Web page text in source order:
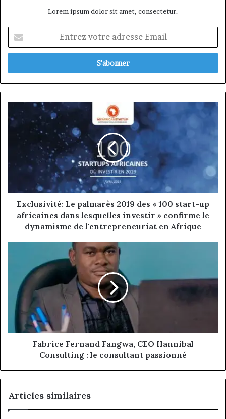
Lorem ipsum dolor sit amet, consectetur.
votre
adresse
Exclusivité:
Le
palmarès
2019
up
africaines
dans
lesquelles
dynamisme
l'entrepreneuriat
en
Afrique
Exclusivité: Le palmarès 2019 des « 100 start-up
africaines dans lesquelles investir » confirme le
dynamisme de l'entrepreneuriat en Afrique
Fangwa,
Hannibal
Consulting
consultant
passionnéFabrice Fernand Fangwa, CEO Hannibal
Consulting : le consultant passionné
Articles similaires